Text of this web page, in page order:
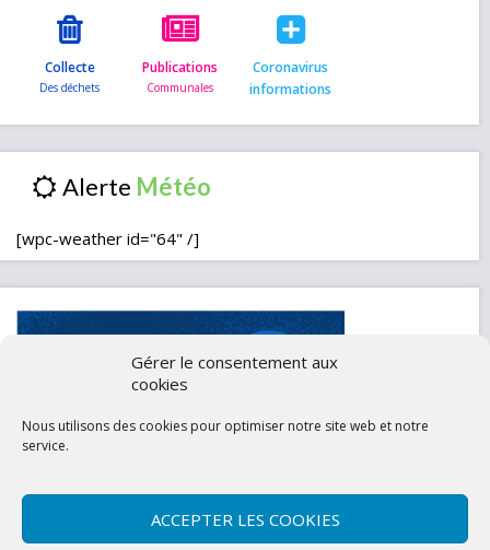
Gérer le consentement aux
cookies
Nous utilisons des cookies pour optimiser notre site web et notre
service.
ACCEPTER LES COOKIES
Collecte Publications
Coronavirus
informations
Alerte
[wpc-weather id="64" /]